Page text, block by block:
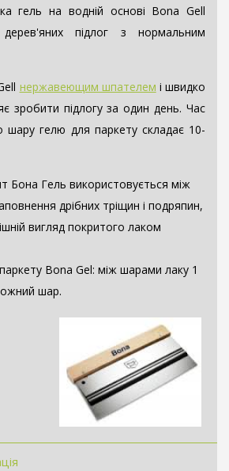
гель на водній основі Bona Gell
підлог з нормальним
нержавеющим шпателем і швидко
зробити підлогу за один день. Час
шару гелю для паркету складає 10-
Бона Гель використовується між
дрібних тріщин і подряпин,
вигляд покритого лаком
Bona Gel: між шарами лаку 1
шар.